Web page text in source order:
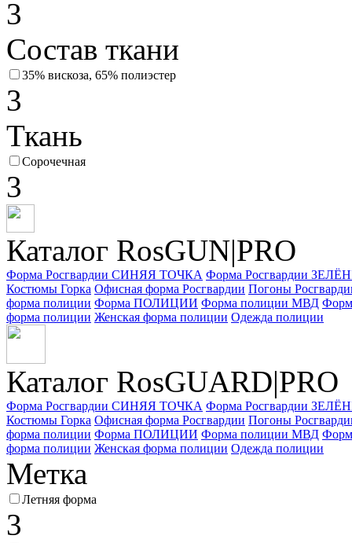
3
Состав ткани
35% вискоза, 65% полиэстер
3
Ткань
Сорочечная
3
Каталог RosGUN|PRO
Форма Росгвардии СИНЯЯ ТОЧКА Форма Росгвардии
Костюмы Горка Офисная форма Росгвардии Погоны
форма полиции Форма ПОЛИЦИИ Форма полиции МВД
форма полиции Женская форма полиции Одежда полиции
Каталог RosGUARD|PRO
Форма Росгвардии СИНЯЯ ТОЧКА Форма Росгвардии
Костюмы Горка Офисная форма Росгвардии Погоны
форма полиции Форма ПОЛИЦИИ Форма полиции МВД
форма полиции Женская форма полиции Одежда полиции
Метка
Летняя форма
3